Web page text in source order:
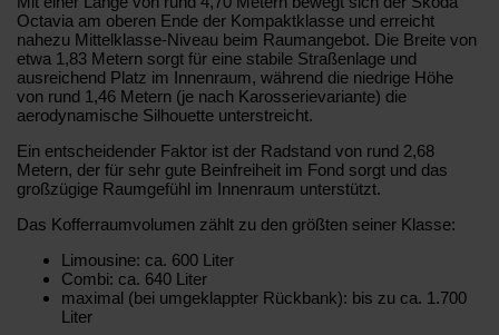
Octavia am oberen Ende der Kompaktklasse und erreicht
nahezu Mittelklasse-Niveau beim Raumangebot. Die Breite von
etwa 1,83 Metern sorgt für eine stabile Straßenlage und
ausreichend Platz im Innenraum, während die niedrige Höhe
von rund 1,46 Metern (je nach Karosserievariante) die
aerodynamische Silhouette unterstreicht.
Ein entscheidender Faktor ist der Radstand von rund 2,68
Metern, der für sehr gute Beinfreiheit im Fond sorgt und das
großzügige Raumgefühl im Innenraum unterstützt.
Das Kofferraumvolumen zählt zu den größten seiner Klasse:
Limousine: ca. 600 Liter
Combi: ca. 640 Liter
maximal (bei umgeklappter Rückbank): bis zu ca. 1.700
Liter